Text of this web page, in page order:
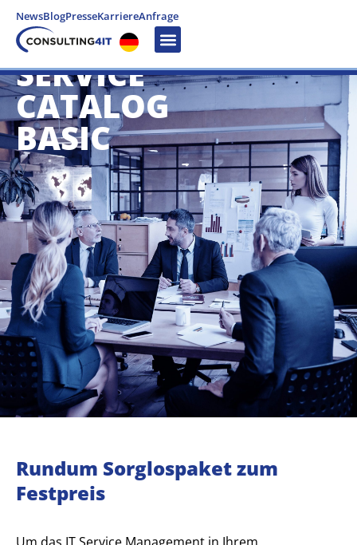
NewsBlogPresseKarriereAnfrage
SERVICE
CATALOG
BASIC
Rundum Sorglospaket zum
Festpreis
Um das IT Service Management in Ihrem